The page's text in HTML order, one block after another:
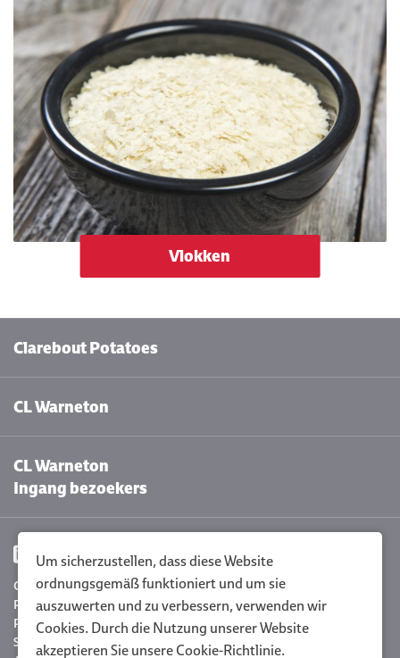
Vlokken
Clarebout Potatoes
CL Warneton
CL Warneton
Ingang bezoekers
Cookie-Einstellungen
Privacy Policy
Policy statement
Sitemap
Um sicherzustellen, dass diese Website
ordnungsgemäß funktioniert und um sie
auszuwerten und zu verbessern, verwenden wir
Cookies. Durch die Nutzung unserer Website
akzeptieren Sie unsereCookie-Richtlinie.